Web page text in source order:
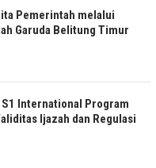
Pemerintah melalui
Garuda Belitung Timur
S1 International Program
Ijazah dan Regulasi